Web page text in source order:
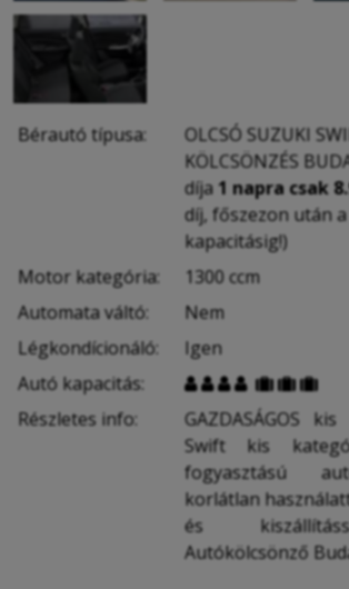
Bérautó típusa:
OLCSÓ SUZUKI
KÖLCSÖNZÉS
díja 1 napra csak
díj, főszezon után
kapacitásig!)
Motor kategória:
1300 ccm
Automata váltó:
Nem
Légkondícionáló:
Igen
Autó kapacitás:
      
Részletes info:
GAZDASÁGOS
Swift kis
fogyasztású
korlátlan
és
Autókölcsönző